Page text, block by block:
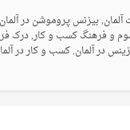
آلمان,بیزنس پروموشن در آلمان
و فرهنگ کسب و کار,درک
در آلمان,کسب و کار در